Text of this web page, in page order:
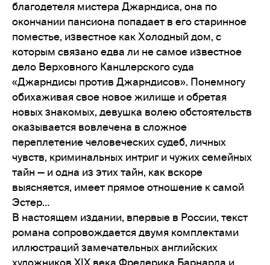
благодетеля мистера Джарндиса, она по
окончании пансиона попадает в его старинное
поместье, известное как Холодный дом, с
которым связано едва ли не самое известное
дело Верховного Канцлерского суда
«Джарндисы против Джарндисов». Понемногу
обихаживая свое новое жилище и обретая
новых знакомых, девушка волею обстоятельств
оказывается вовлечена в сложное
переплетение человеческих судеб, личных
чувств, криминальных интриг и чужих семейных
тайн — и одна из этих тайн, как вскоре
выясняется, имеет прямое отношение к самой
Эстер…
В настоящем издании, впервые в России, текст
романа сопровождается двумя комплектами
иллюстраций замечательных английских
художников XIX века Фредерика Барнарда и